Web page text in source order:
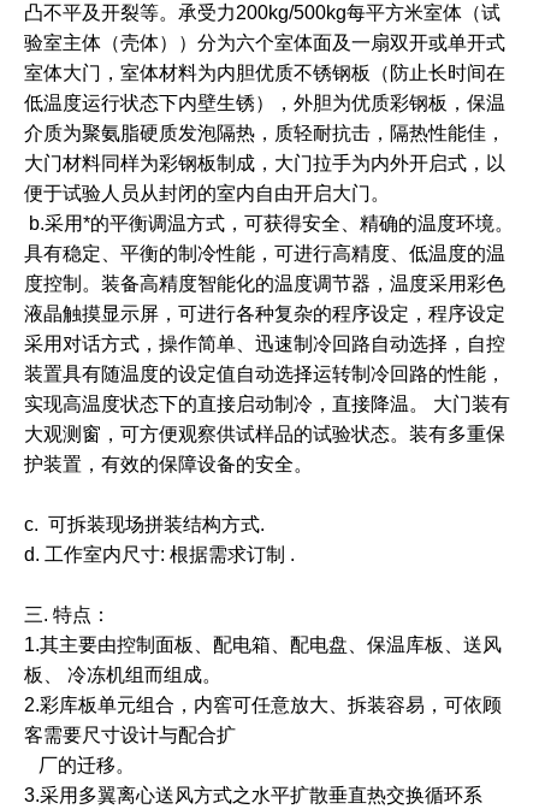
凸不平及开裂等。承受力200kg/500kg每平方米室体（试
验室主体（壳体））分为六个室体面及一扇双开或单开式
室体大门，室体材料为内胆优质不锈钢板（防止长时间在
低温度运行状态下内壁生锈），外胆为优质彩钢板，保温
介质为聚氨脂硬质发泡隔热，质轻耐抗击，隔热性能佳，
大门材料同样为彩钢板制成，大门拉手为内外开启式，以
便于试验人员从封闭的室内自由开启大门。
b.采用*的平衡调温方式，可获得安全、精确的温度环境。
具有稳定、平衡的制冷性能，可进行高精度、低温度的温
度控制。装备高精度智能化的温度调节器，温度采用彩色
液晶触摸显示屏，可进行各种复杂的程序设定，程序设定
采用对话方式，操作简单、迅速制冷回路自动选择，自控
装置具有随温度的设定值自动选择运转制冷回路的性能，
实现高温度状态下的直接启动制冷，直接降温。 大门装有
大观测 窗，可方便观察供试样品的试验状态。装有多重保
护装置，有效的保障设备的安全。
c. 可拆装现场拼装结构方式.
d. 工作室内尺寸: 根据需求订制 .
三. 特点：
1.其主要由控制面板、配电箱、配电盘、保温库板、送风
板、 冷冻机组而组成。
2.彩库板单元组合，内窖可任意放大、拆装容易，可依顾
客需要尺寸设计与配合扩
厂的迁移。
3.采用多翼离心送风方式之水平扩散垂直热交换循环系